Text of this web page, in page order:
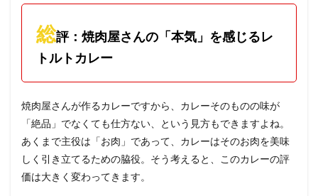
総評：焼肉屋さんの「本気」を感じるレ
トルトカレー
焼肉屋さんが作るカレーですから、カレーそのものの味が
「絶品」でなくても仕方ない、という見方もできますよね。
あくまで主役は「お肉」であって、カレーはそのお肉を美味
しく引き立てるための脇役。そう考えると、このカレーの評
価は大きく変わってきます。